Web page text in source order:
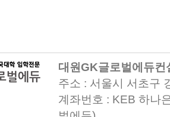
대원GK글로벌에듀
주소 : 서울시 서초구
계좌번호 : KEB 하나